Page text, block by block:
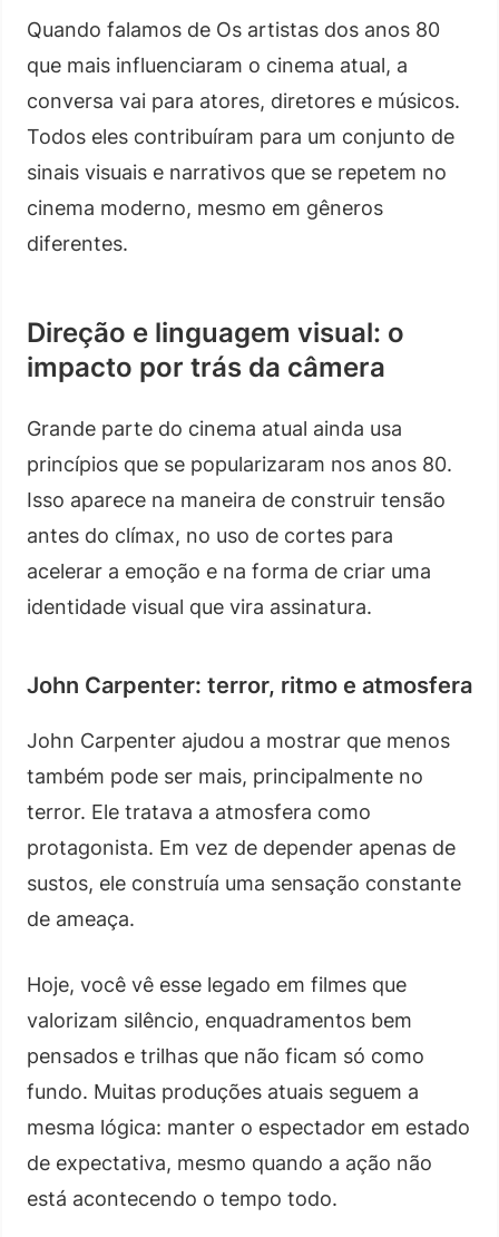
Quando falamos de Os artistas dos anos 80
que mais influenciaram o cinema atual, a
conversa vai para atores, diretores e músicos.
Todos eles contribuíram para um conjunto de
sinais visuais e narrativos que se repetem no
cinema moderno, mesmo em gêneros
diferentes.
Direção e linguagem visual: o
impacto por trás da câmera
Grande parte do cinema atual ainda usa
princípios que se popularizaram nos anos 80.
Isso aparece na maneira de construir tensão
antes do clímax, no uso de cortes para
acelerar a emoção e na forma de criar uma
identidade visual que vira assinatura.
John Carpenter: terror, ritmo e atmosfera
John Carpenter ajudou a mostrar que menos
também pode ser mais, principalmente no
terror. Ele tratava a atmosfera como
protagonista. Em vez de depender apenas de
sustos, ele construía uma sensação constante
de ameaça.
Hoje, você vê esse legado em filmes que
valorizam silêncio, enquadramentos bem
pensados e trilhas que não ficam só como
fundo. Muitas produções atuais seguem a
mesma lógica: manter o espectador em estado
de expectativa, mesmo quando a ação não
está acontecendo o tempo todo.